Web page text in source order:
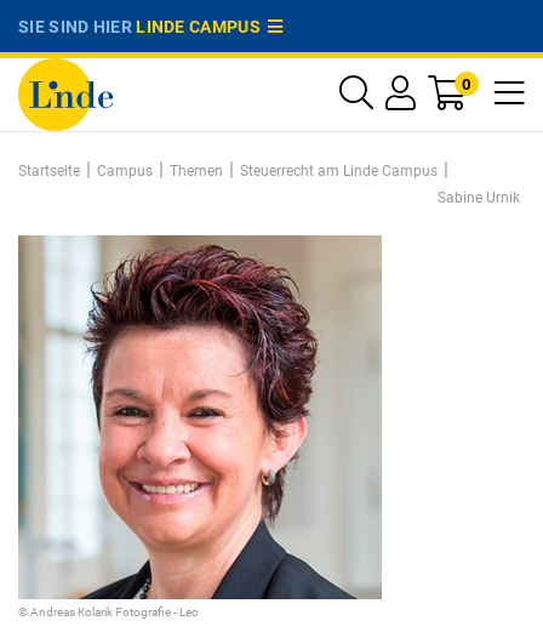
SIE SIND HIERLINDE CAMPUS
0
Startseite | Campus | Themen | Steuerrecht am Linde Campus |
Sabine Urnik
© Andreas Kolarik Fotografie - Leo